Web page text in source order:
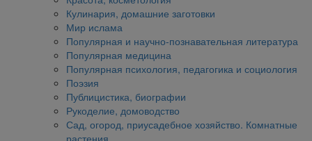
Кулинария, домашние заготовки
Мир ислама
Популярная и научно-познавательная литература
Популярная медицина
Популярная психология, педагогика и социология
Поэзия
Публицистика, биографии
Рукоделие, домоводство
Сад, огород, приусадебное хозяйство. Комнатные
растения